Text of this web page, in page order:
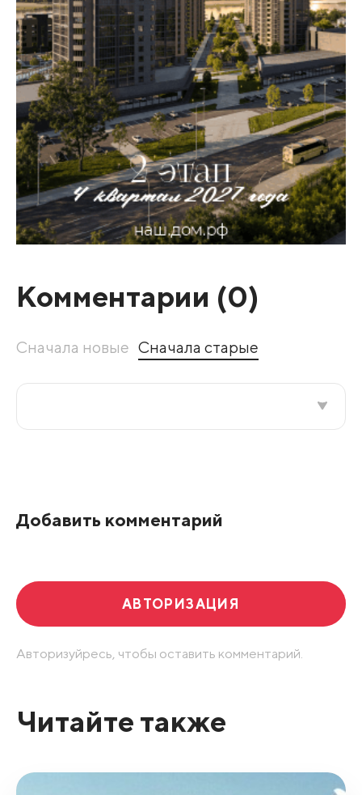
Комментарии (0)
Сначала новые Сначала старые
Добавить комментарий
АВТОРИЗАЦИЯ
Авторизуйресь, чтобы оставить комментарий.
Читайте также